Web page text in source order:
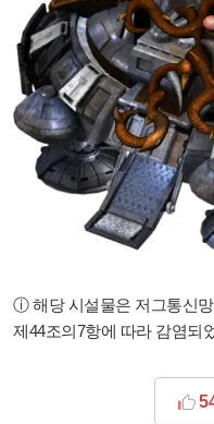
ⓘ 해당 시설물은 저그통신
제44조의7항에 따라 감염되